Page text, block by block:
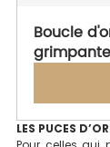
Boucle
LES PUCES